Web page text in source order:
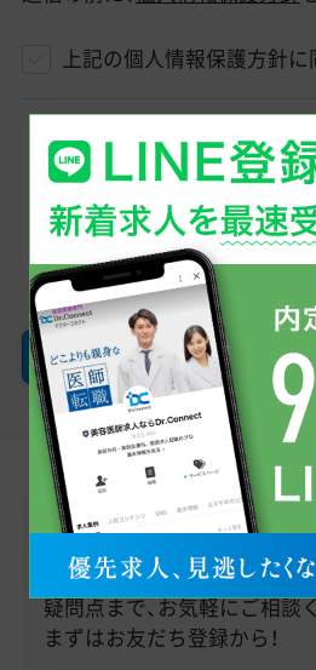
上記の個人情報保護方針に
登録したメールアドレスへ、
（@dr-connect.jp）をお送り
イン指定受信/拒否設定」を
け取れるようにお願いします
確認画面へ
LINEで無料
医師求人情報のお問い合わせ
疑問点まで、お気軽にご相談
まずはお友だち登録から！